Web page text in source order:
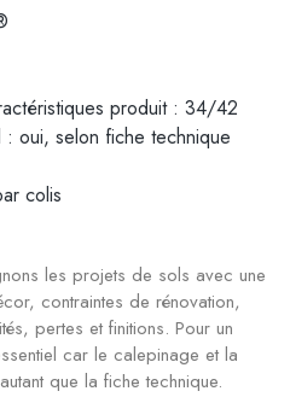
produit : 34/42
oui, selon fiche technique
colis
les projets de sols avec une
contraintes de rénovation,
pertes et finitions. Pour un
car le calepinage et la
que la fiche technique.